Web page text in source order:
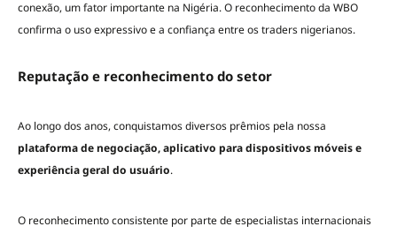
conexão, um fator importante na Nigéria. O reconhecimento da WBO
confirma o uso expressivo e a confiança entre os traders nigerianos.
Reputação e reconhecimento do setor
Ao longo dos anos, conquistamos diversos prêmios pela nossa
plataforma de negociação, aplicativo para dispositivos móveis e
experiência geral do usuário.
O reconhecimento consistente por parte de especialistas internacionais